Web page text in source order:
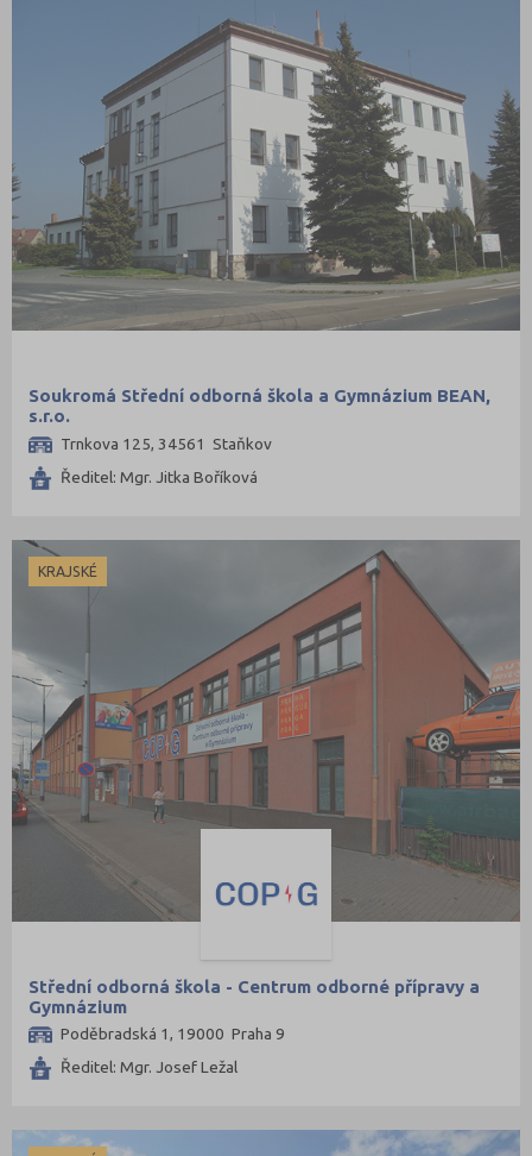
Soukromá Střední odborná škola a Gymnázium BEAN,
s.r.o.
Trnkova 125, 34561 Staňkov
Ředitel: Mgr. Jitka Boříková
KRAJSKÉ
Střední odborná škola - Centrum odborné přípravy a
Gymnázium
Poděbradská 1, 19000 Praha 9
Ředitel: Mgr. Josef Ležal